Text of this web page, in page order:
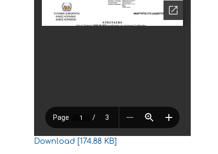
Download [174.88 KB]